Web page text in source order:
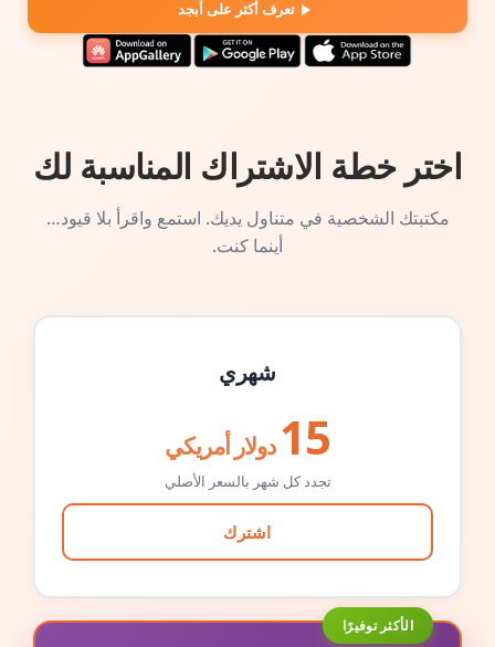
تعرف أكثر على أبجد
اختر خطة الاشتراك المناسبة لك
مكتبتك الشخصية في متناول يديك. استمع واقرأ بلا قيود…
أينما كنت.
شهري
15 دولار أمريكي
تجدد كل شهر بالسعر الأصلي
اشترك
الأكثر توفيرًا